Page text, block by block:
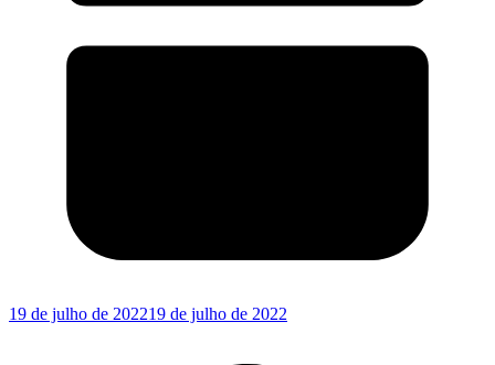
19 de julho de 202219 de julho de 2022